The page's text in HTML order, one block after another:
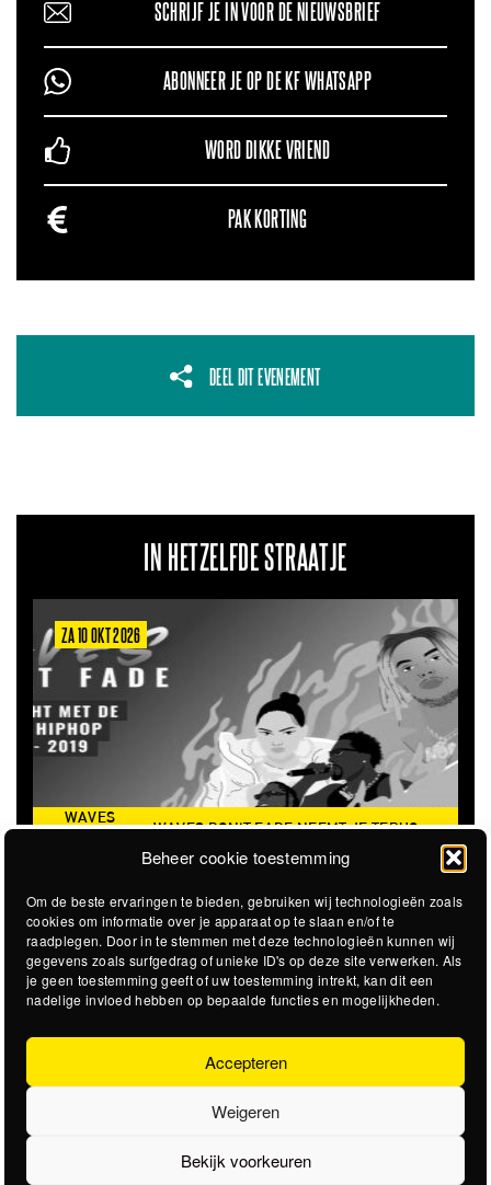
Beheer cookie toestemming
Om de beste ervaringen te bieden, gebruiken wij technologieën zoals
cookies om informatie over je apparaat op te slaan en/of te
raadplegen. Door in te stemmen met deze technologieën kunnen wij
gegevens zoals surfgedrag of unieke ID's op deze site verwerken. Als
je geen toestemming geeft of uw toestemming intrekt, kan dit een
nadelige invloed hebben op bepaalde functies en mogelijkheden.
Accepteren
Weigeren
Bekijk voorkeuren
SCHRIJF JE IN VOOR DE NIEUWSBRIEF
ABONNEER JE OP DE KF WHATSAPP
WORD DIKKE VRIEND
PAK KORTING
DEEL DIT EVENEMENT
IN HETZELFDE STRAATJE
ZA 10 OKT 2026
WAVES
WAVES DON'T FADE NEEMT JE TERUG
NAAR DE ICONISCHE ZOMER VAN 2016